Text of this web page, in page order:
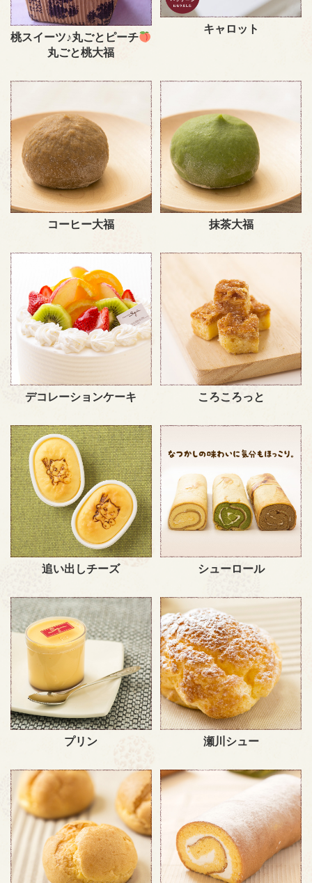
桃スイーツ♪丸ごとピーチ
丸ごと桃大福
キャロット
コーヒー大福 抹茶大福
デコレーションケーキ ころころっと
追い出しチーズ シューロール
プリン 瀬川シュー